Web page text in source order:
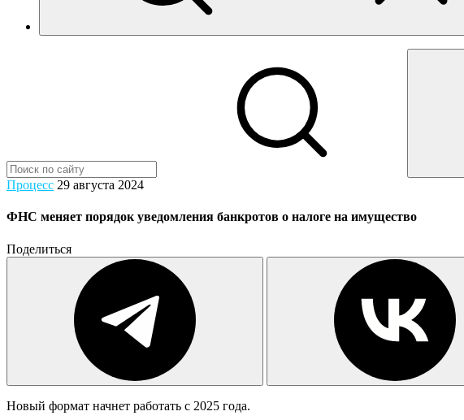
Процесс 29 августа 2024
ФНС меняет порядок уведомления банкротов о налоге на имущество
Поделиться
Новый формат начнет работать с 2025 года.